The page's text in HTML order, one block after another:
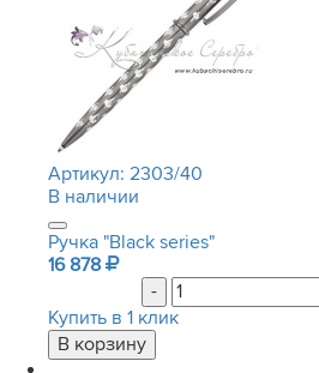
Артикул: 2303/40
В наличии
Ручка "Black series"
16 878
-
Купить в 1 клик